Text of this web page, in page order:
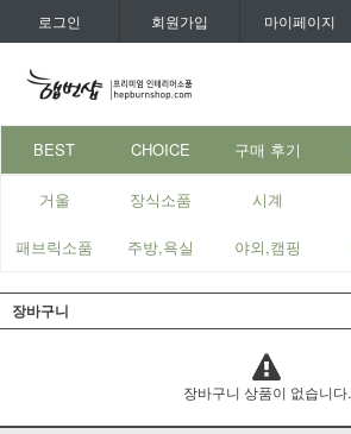
로그인 회원가입 마이페이지
BEST CHOICE 구매 후기
거울 장식소품 시계
패브릭소품 주방,욕실 야외,캠핑
장바구니
장바구니 상품이 없습니다.